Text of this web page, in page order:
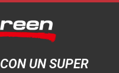
UN SUPER